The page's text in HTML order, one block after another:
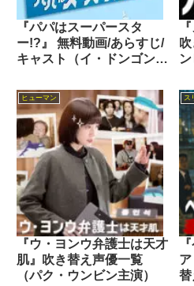
『パパはスーパースタ
ー!?』 無料動画/あらすじ/
キャスト（イ・ドンゴン主
ン
ヒューマン
『ウ・ヨンウ弁護士は天才
肌』吹き替え声優一覧
（パク・ウンビン主演）
ス
替